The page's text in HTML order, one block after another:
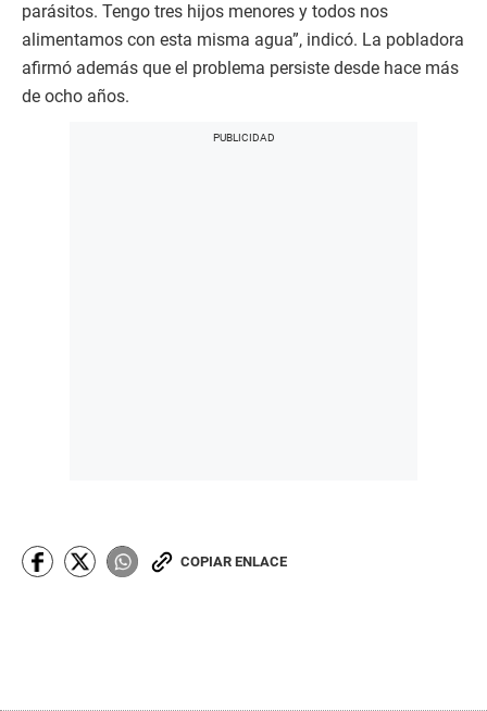
parásitos. Tengo tres hijos menores y todos nos
alimentamos con esta misma agua”, indicó. La pobladora
afirmó además que el problema persiste desde hace más
de ocho años.
COPIAR ENLACE